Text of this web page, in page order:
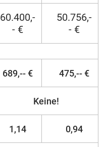
60.400,-
- €
50.756,-
- €
689,-- € 475,-- €
Keine!
1,14 0,94